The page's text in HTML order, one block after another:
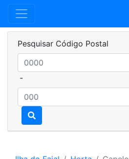
Pesquisar Código Postal
-